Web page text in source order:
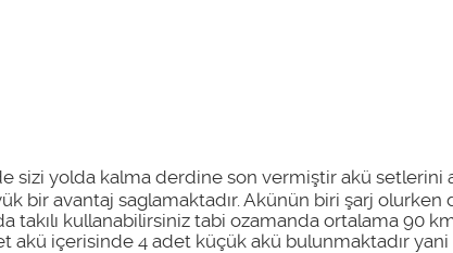
sizi yolda kalma derdine son vermiştir akü setlerini
bir avantaj saglamaktadır. Akünün biri şarj
takılı kullanabilirsiniz tabi ozamanda ortalama 90
akü içerisinde 4 adet küçük akü bulunmaktadır